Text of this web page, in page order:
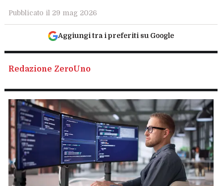
Pubblicato il 29 mag 2026
Aggiungi tra i preferiti su Google
Redazione ZeroUno